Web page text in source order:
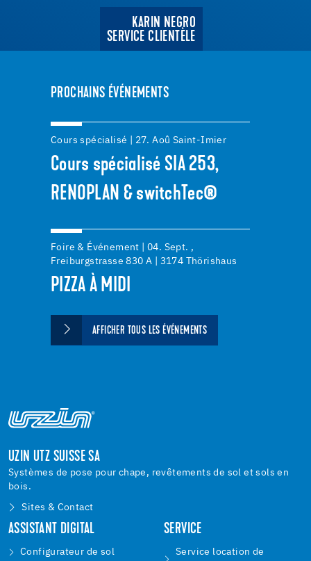
KARIN NEGRO
SERVICE CLIENTÈLE
PROCHAINS ÉVÉNEMENTS
Cours spécialisé | 27. Aoû Saint-Imier
Cours spécialisé SIA 253,
RENOPLAN & switchTec®
Foire & Événement | 04. Sept. ,
Freiburgstrasse 830 A | 3174 Thörishaus
PIZZA À MIDI
AFFICHER TOUS LES ÉVÉNEMENTS
UZIN UTZ SUISSE SA
Systèmes de pose pour chape, revêtements de sol et sols en
bois.
Sites & Contact
ASSISTANT DIGITAL
Configurateur de sol
SERVICE
Service location de